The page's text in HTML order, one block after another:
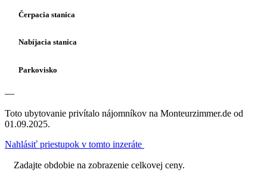
Čerpacia stanica
Nabíjacia stanica
Parkovisko
—
Toto ubytovanie privítalo nájomníkov na Monteurzimmer.de od
01.09.2025.
Nahlásiť priestupok v tomto inzeráte
Zadajte obdobie na zobrazenie celkovej ceny.